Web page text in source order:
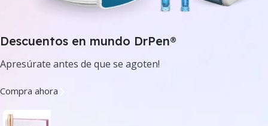
Descuentos en mundo DrPen®
Apresúrate antes de que se agoten!
Compra ahora